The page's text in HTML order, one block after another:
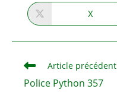
Ouvrir
dans
autre
X
Read
more
articles
Article précédent
Police Python 357